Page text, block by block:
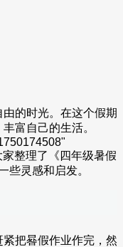
的时光。在这个假期
富自己的生活。
整理了《四年级暑假
些灵感和启发。
把晷假作业作完，然